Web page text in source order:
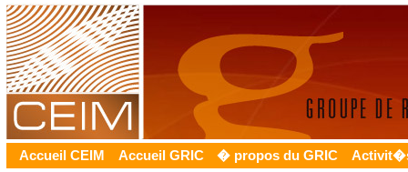
Accueil CEIM Accueil GRIC � propos du GRIC